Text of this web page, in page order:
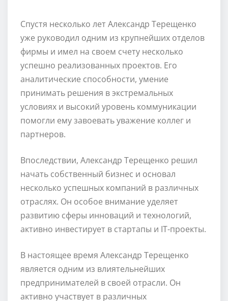
Спустя несколько лет Александр Терещенко
уже руководил одним из крупнейших отделов
фирмы и имел на своем счету несколько
успешно реализованных проектов. Его
аналитические способности, умение
принимать решения в экстремальных
условиях и высокий уровень коммуникации
помогли ему завоевать уважение коллег и
партнеров.
Впоследствии, Александр Терещенко решил
начать собственный бизнес и основал
несколько успешных компаний в различных
отраслях. Он особое внимание уделяет
развитию сферы инноваций и технологий,
активно инвестирует в стартапы и IT-проекты.
В настоящее время Александр Терещенко
является одним из влиятельнейших
предпринимателей в своей отрасли. Он
активно участвует в различных